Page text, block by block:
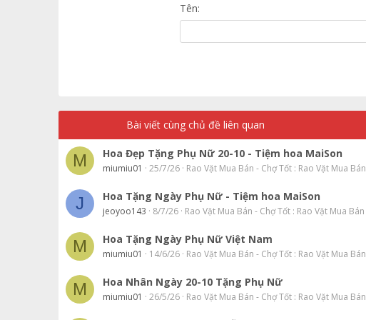
22
26
Tên
Bài viết cùng chủ đề liên quan
M Hoa Đẹp Tặng Phụ Nữ 20-10 - Tiệm hoa MaiSon
miumiu01 25/7/26 Rao Vặt Mua Bán - Chợ Tốt : Rao Vặt Mua Bán
J Hoa Tặng Ngày Phụ Nữ - Tiệm hoa MaiSon
jeoyoo143 8/7/26 Rao Vặt Mua Bán - Chợ Tốt : Rao Vặt Mua Bán
M Hoa Tặng Ngày Phụ Nữ Việt Nam
miumiu01 14/6/26 Rao Vặt Mua Bán - Chợ Tốt : Rao Vặt Mua Bán
M Hoa Nhân Ngày 20-10 Tặng Phụ Nữ
miumiu01 26/5/26 Rao Vặt Mua Bán - Chợ Tốt : Rao Vặt Mua Bán